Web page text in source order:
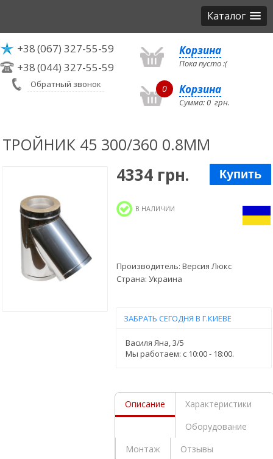
Каталог
+38(067) 327-55-59
+38(044) 327-55-59
Обратный звонок
Корзина
Пока пусто :(
0 Корзина
Сумма:0 грн.
ТРОЙНИК 45 300/360 0.8ММ
4334 грн. Купить
В НАЛИЧИИ
Производитель: Версия Люкс
Страна: Украина
ЗАБРАТЬ СЕГОДНЯ В Г.КИЕВЕ
Василя Яна, 3/5
Мы работаем: c 10:00 - 18:00.
Описание
Характеристики
Оборудование
Монтаж
Отзывы